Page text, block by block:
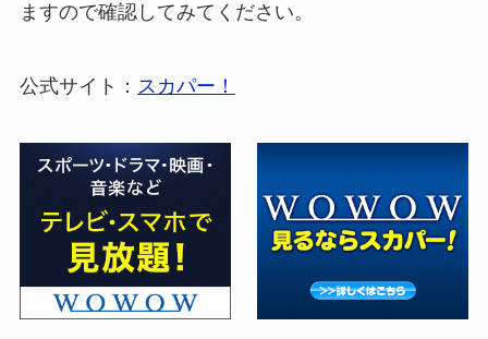
ますので確認してみてください。
公式サイト： スカパー！